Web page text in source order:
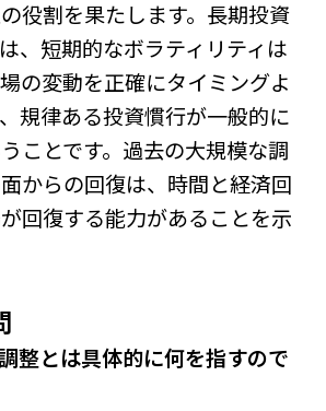
役割を果たします。長期投資
、短期的なボラティリティは
の変動を正確にタイミングよ
規律ある投資慣行が一般的に
ことです。過去の大規模な調
からの回復は、時間と経済回
回復する能力があることを示
整とは具体的に何を指すので